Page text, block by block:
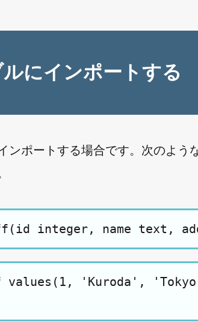
にインポートする
ンポートする場合です。次のよう
integer, name text,
'Kuroda',